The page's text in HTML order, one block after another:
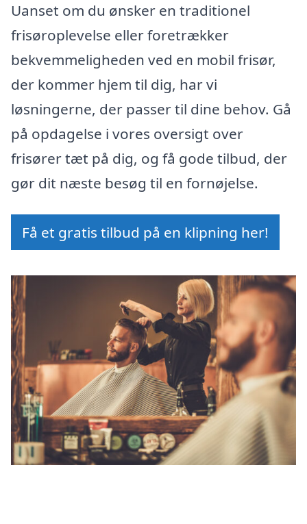
Uanset om du ønsker en traditionel
frisøroplevelse eller foretrækker
bekvemmeligheden ved en mobil frisør,
der kommer hjem til dig, har vi
løsningerne, der passer til dine behov. Gå
på opdagelse i vores oversigt over
frisører tæt på dig, og få gode tilbud, der
gør dit næste besøg til en fornøjelse.
Få et gratis tilbud på en klipning her!